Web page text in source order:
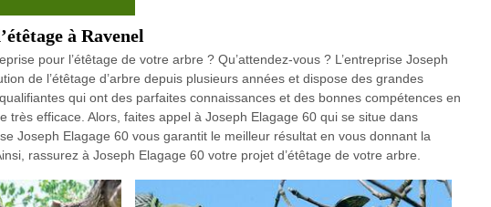
à Ravenel
pour l’étêtage de votre arbre ? Qu’attendez-vous ? L’entreprise Joseph
de l’étêtage d’arbre depuis plusieurs années et dispose des grandes
qui ont des parfaites connaissances et des bonnes compétences en
très efficace. Alors, faites appel à Joseph Elagage 60 qui se situe dans
Joseph Elagage 60 vous garantit le meilleur résultat en vous donnant la
rassurez à Joseph Elagage 60 votre projet d’étêtage de votre arbre.